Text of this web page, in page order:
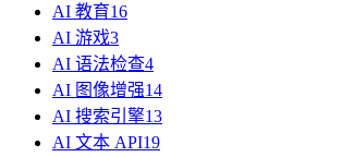
AI 教育16
AI 游戏3
AI 语法检查4
AI 图像增强14
AI 搜索引擎13
AI 文本 API19